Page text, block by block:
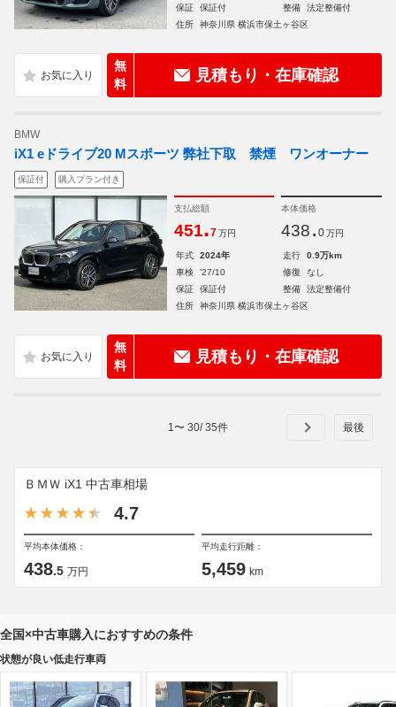
保証 保証付 整備
法定整備付
住所
神奈川県 横浜市保土ヶ谷区
無
料
見積もり・在庫確認
BMW
iX1 eドライブ20 Mスポーツ 弊社下取 禁煙 ワンオーナー
保証付 購入プラン付き
支払総額
451.7 万円
本体価格
438. 0 万円
年式 2024年 走行
0.9万km
車検
'27/10 修復
なし
保証
保証付 整備
法定整備付
住所
神奈川県 横浜市保土ヶ谷区
無
料
見積もり・在庫確認
1 〜 30/35件
ＢＭＷ iX1 中古車相場
4.7
平均本体価格：
438.5 万円
平均走行距離：
5,459 km
全国×中古車購入におすすめの条件
状態が良い低走行車両